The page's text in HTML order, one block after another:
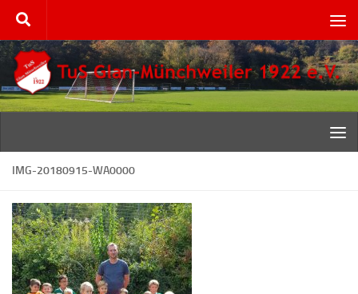
Zum Inhalt springen
IMG-20180915-WA0000